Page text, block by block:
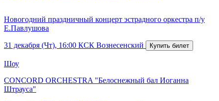
Новогодний праздничный концерт эстрадного оркестра п/у
Е.Павлушова
31 декабря (Чт), 16:00 КСК Вознесенский
Шоу
CONCORD ORCHESTRA "Белоснежный бал Иоганна
Штрауса"